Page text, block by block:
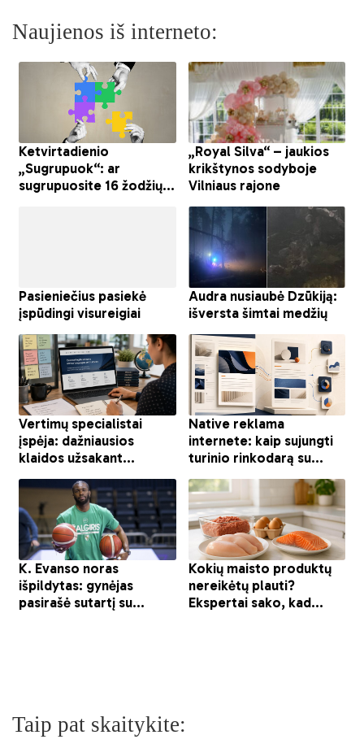
Naujienos iš interneto:
Taip pat skaitykite: